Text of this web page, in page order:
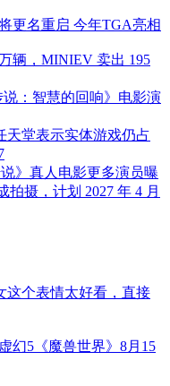
更名重启 今年TGA亮相
辆，MINIEV 卖出 195
说：智慧的回响》电影演
天堂表示实体游戏仍占
》真人电影更多演员曝
拍摄，计划 2027 年 4 月
这个表情太好看，直接
幻5《魔兽世界》8月15